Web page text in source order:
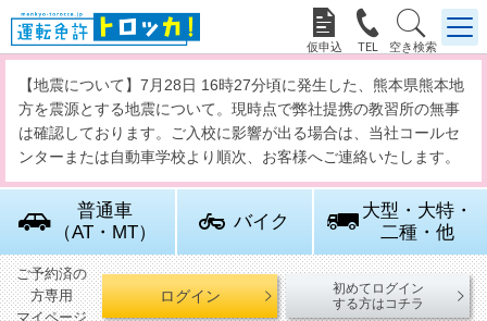
  
【地震について】7月28日 16時27分頃に発生した、熊本県熊本地
方を震源とする地震について。現時点で弊社提携の教習所の無事
は確認しております。ご入校に影響が出る場合は、当社コールセ
ンターまたは自動車学校より順次、お客様へご連絡いたします。
普通車
（AT・MT）
バイク
大型・大特・
二種・他
ご予約済の
方専用
マイページ
ログイン
初めてログイン
する方はコチラ